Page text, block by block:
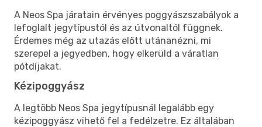
A Neos Spa járatain érvényes poggyászszabályok a
lefoglalt jegytípustól és az útvonaltól függnek.
Érdemes még az utazás előtt utánanézni, mi
szerepel a jegyedben, hogy elkerüld a váratlan
pótdíjakat.
Kézipoggyász
A legtöbb Neos Spa jegytípusnál legalább egy
kézipoggyász vihető fel a fedélzetre. Ez általában